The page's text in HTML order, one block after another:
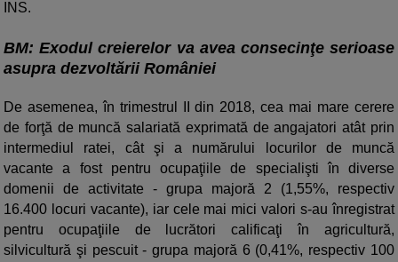
INS.
BM: Exodul creierelor va avea consecinţe serioase
asupra dezvoltării României
De asemenea, în trimestrul II din 2018, cea mai mare cerere
de forţă de muncă salariată exprimată de angajatori atât prin
intermediul ratei, cât şi a numărului locurilor de muncă
vacante a fost pentru ocupaţiile de specialişti în diverse
domenii de activitate - grupa majoră 2 (1,55%, respectiv
16.400 locuri vacante), iar cele mai mici valori s-au înregistrat
pentru ocupaţiile de lucrători calificaţi în agricultură,
silvicultură şi pescuit - grupa majoră 6 (0,41%, respectiv 100